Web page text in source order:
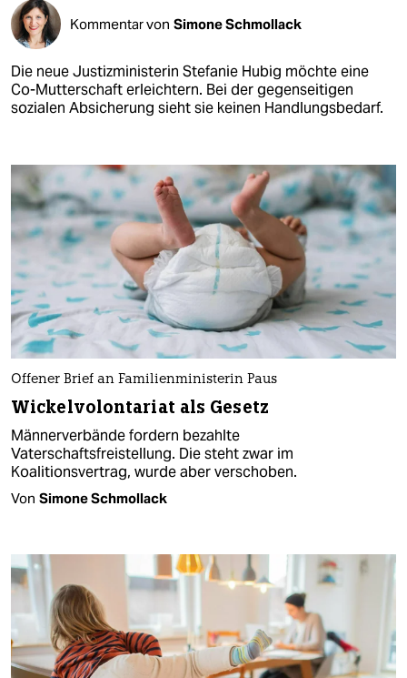
Kommentar von Simone Schmollack
Die neue Justizministerin Stefanie Hubig möchte eine
Co-Mutterschaft erleichtern. Bei der gegenseitigen
sozialen Absicherung sieht sie keinen Handlungsbedarf.
Offener Brief an Familienministerin Paus
Wickelvolontariat als Gesetz
Männerverbände fordern bezahlte
Vaterschaftsfreistellung. Die steht zwar im
Koalitionsvertrag, wurde aber verschoben.
Von Simone Schmollack